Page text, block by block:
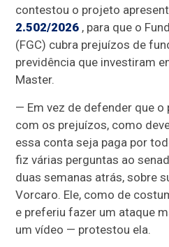
contestou o projeto
2.502/2026 , para que o
(FGC) cubra prejuízos de
previdência que investiram
Master.
— Em vez de defender que
com os prejuízos, como
essa conta seja paga por
fiz várias perguntas ao
duas semanas atrás, sobre
Vorcaro. Ele, como de
e preferiu fazer um ataque
um vídeo — protestou ela.